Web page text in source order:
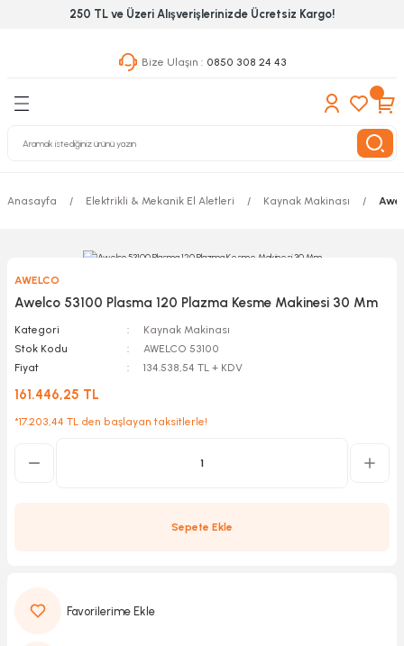
250 TL ve Üzeri Alışverişlerinizde Ücretsiz Kargo!
Bize Ulaşın : 0850 308 24 43
Geri Dön
Geri Dön
& Nalburiye
Grubu
Geri Dön
Anasayfa Elektrikli & Mekanik El Aletleri Kaynak Makinası
AWELCO
Awelco 53100 Plasma 120 Plazma Kesme Makinesi 30 Mm
Kategori
Kaynak Makinası
Stok Kodu
AWELCO 53100
Fiyat
134.538,54 TL + KDV
161.446,25 TL
*17.203,44 TL den başlayan taksitlerle!
Sepete Ekle